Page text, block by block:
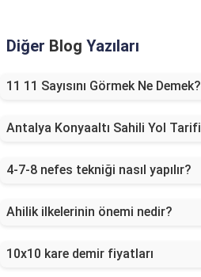
Diğer Blog Yazıları
11 11 Sayısını Görmek Ne Demek?
Antalya Konyaaltı Sahili Yol Tarifi
4-7-8 nefes tekniği nasıl yapılır?
Ahilik ilkelerinin önemi nedir?
10x10 kare demir fiyatları